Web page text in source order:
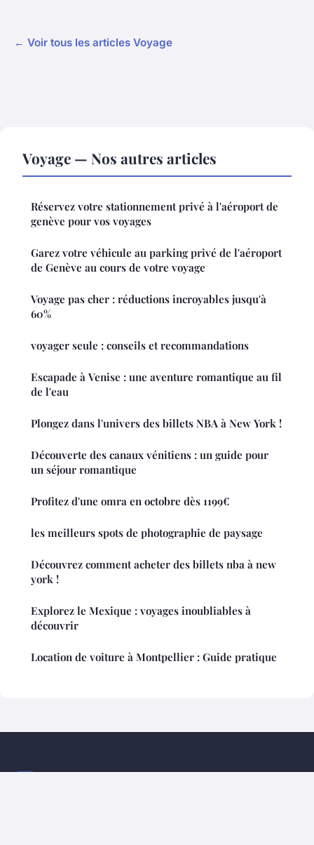
← Voir tous les articles Voyage
Voyage — Nos autres articles
Réservez votre stationnement privé à l'aéroport de
genève pour vos voyages
Garez votre véhicule au parking privé de l'aéroport
de Genève au cours de votre voyage
Voyage pas cher : réductions incroyables jusqu'à
60%
voyager seule : conseils et recommandations
Escapade à Venise : une aventure romantique au fil
de l'eau
Plongez dans l'univers des billets NBA à New York !
Découverte des canaux vénitiens : un guide pour
un séjour romantique
Profitez d'une omra en octobre dès 1199€
les meilleurs spots de photographie de paysage
Découvrez comment acheter des billets nba à new
york !
Explorez le Mexique : voyages inoubliables à
découvrir
Location de voiture à Montpellier : Guide pratique
Mouflontourisme